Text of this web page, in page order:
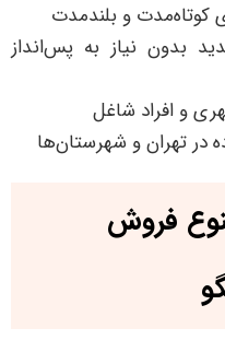
کوتاه‌مدت و بلندمدت
بدون نیاز به پس‌انداز
و افراد شاغل
تهران و شهرستان‌ها
فروش